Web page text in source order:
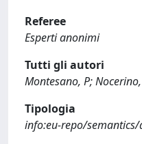
Referee
Esperti anonimi
Tutti gli autori
Montesano, P;
Tipologia
info:eu-repo/